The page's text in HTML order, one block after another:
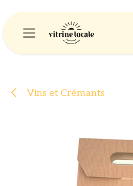
Vins et Crémants